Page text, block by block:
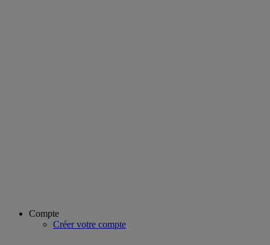
Compte
Créer votre compte